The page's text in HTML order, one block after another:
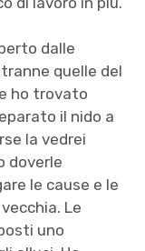
dalle
quelle del
ho trovato
il nido a
la vedrei
doverle
le cause e le
Le
uno